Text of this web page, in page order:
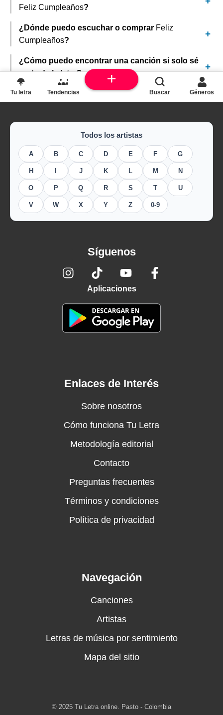
Feliz Cumpleaños?
¿Dónde puedo escuchar o comprar Feliz
Cumpleaños?
¿Cómo puedo encontrar una canción si solo sé
parte de la letra?
Todos los artistas
A B C D E F G
H J K L M N
O P Q R S T U
V W X Y Z 0-9
Síguenos
Aplicaciones
Enlaces de Interés
Sobre nosotros
Cómo funciona Tu Letra
Metodología editorial
Contacto
Preguntas frecuentes
Términos y condiciones
Política de privacidad
Navegación
Canciones
Artistas
Letras de música por sentimiento
Mapa del sitio
© 2025 Tu Letra online. Pasto - Colombia
Tu letra Tendencias Buscar Géneros